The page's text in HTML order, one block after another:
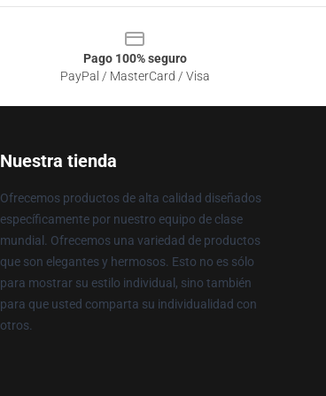
Pago 100% seguro
PayPal / MasterCard / Visa
Nuestra tienda
Ofrecemos productos de alta calidad diseñados
específicamente por nuestro equipo de clase
mundial. Ofrecemos una variedad de productos
que son elegantes y hermosos. Esto no es sólo
para mostrar su estilo individual, sino también
para que usted comparta su individualidad con
otros.